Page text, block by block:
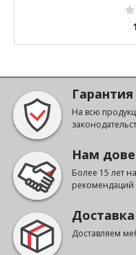
Гарантия
На всю
Нам
Более 15 лет
рекомендаций
Доставка
Доставляем